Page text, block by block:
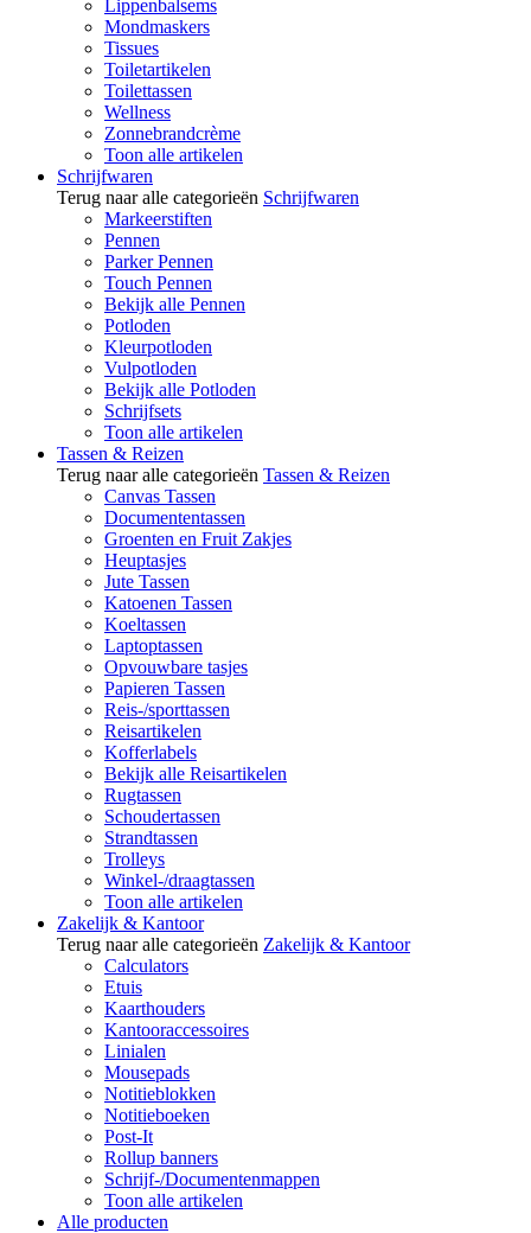
Lippenbalsems
Mondmaskers
Tissues
Toiletartikelen
Toilettassen
Wellness
Zonnebrandcrème
Toon alle artikelen
Schrijfwaren
Terug naar alle categorieën Schrijfwaren
Markeerstiften
Pennen
Parker Pennen
Touch Pennen
Bekijk alle Pennen
Potloden
Kleurpotloden
Vulpotloden
Bekijk alle Potloden
Schrijfsets
Toon alle artikelen
Tassen & Reizen
Terug naar alle categorieën Tassen & Reizen
Canvas Tassen
Documententassen
Groenten en Fruit Zakjes
Heuptasjes
Jute Tassen
Katoenen Tassen
Koeltassen
Laptoptassen
Opvouwbare tasjes
Papieren Tassen
Reis-/sporttassen
Reisartikelen
Kofferlabels
Bekijk alle Reisartikelen
Rugtassen
Schoudertassen
Strandtassen
Trolleys
Winkel-/draagtassen
Toon alle artikelen
Zakelijk & Kantoor
Terug naar alle categorieën Zakelijk & Kantoor
Calculators
Etuis
Kaarthouders
Kantooraccessoires
Linialen
Mousepads
Notitieblokken
Notitieboeken
Post-It
Rollup banners
Schrijf-/Documentenmappen
Toon alle artikelen
Alle producten